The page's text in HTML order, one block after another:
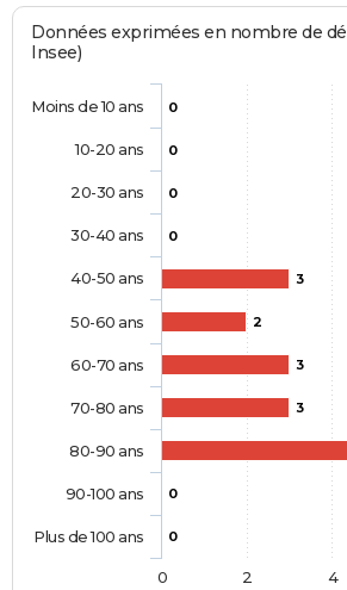
Données exprimées en nombre de
Insee)
0
0
0
0
3
2
3
3
0
0
Moins de 10 ans
10-20 ans
20-30 ans
30-40 ans
40-50 ans
50-60 ans
60-70 ans
70-80 ans
80-90 ans
90-100 ans
Plus de 100 ans
0 2 4